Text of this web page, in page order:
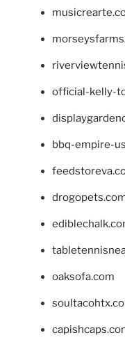
official-kelly-
bbq-empire-
oaksofa.com